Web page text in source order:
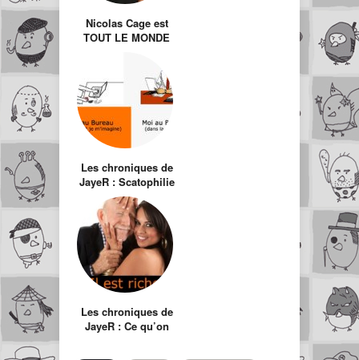
Nicolas Cage est
TOUT LE MONDE
Les chroniques de
JayeR : Scatophilie
professionnelle
débordante
Les chroniques de
JayeR : Ce qu’on